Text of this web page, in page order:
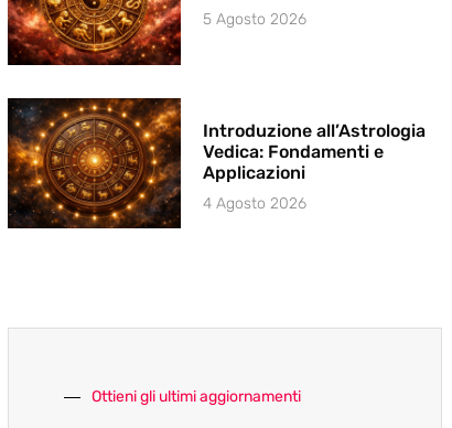
5 Agosto 2026
Introduzione all’Astrologia
Vedica: Fondamenti e
Applicazioni
4 Agosto 2026
Ottieni gli ultimi aggiornamenti